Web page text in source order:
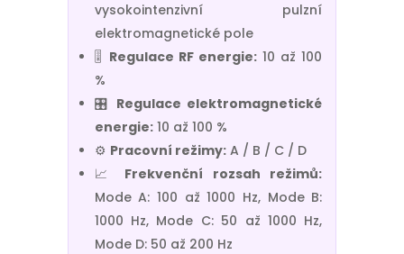
vysokointenzivní pulzní
elektromagnetické pole
🎚️ Regulace RF energie: 10 až 100
%
🎛️ Regulace elektromagnetické
energie:10 až 100 %
⚙️ Pracovní režimy:A / B / C / D
📈 Frekvenční rozsah režimů:
Mode A: 100 až 1000 Hz, Mode B:
1000 Hz, Mode C: 50 až 1000 Hz,
Mode D: 50 až 200 Hz